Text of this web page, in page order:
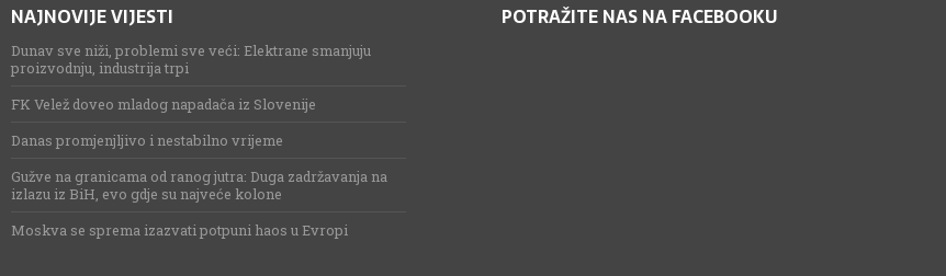
NAJNOVIJE VIJESTI
Dunav sve niži, problemi sve veći: Elektrane smanjuju
proizvodnju, industrija trpi
FK Velež doveo mladog napadača iz Slovenije
Danas promjenjljivo i nestabilno vrijeme
Gužve na granicama od ranog jutra: Duga zadržavanja na
izlazu iz BiH, evo gdje su najveće kolone
Moskva se sprema izazvati potpuni haos u Evropi
POTRAŽITE NAS NA FACEBOOKU